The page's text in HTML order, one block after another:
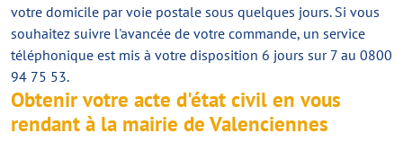
votre domicile par voie postale sous quelques jours. Si vous
souhaitez suivre l'avancée de votre commande, un service
téléphonique est mis à votre disposition 6 jours sur 7 au 0800
94 75 53.
Obtenir votre acte d'état civil en vous
rendant à la mairie de Valenciennes